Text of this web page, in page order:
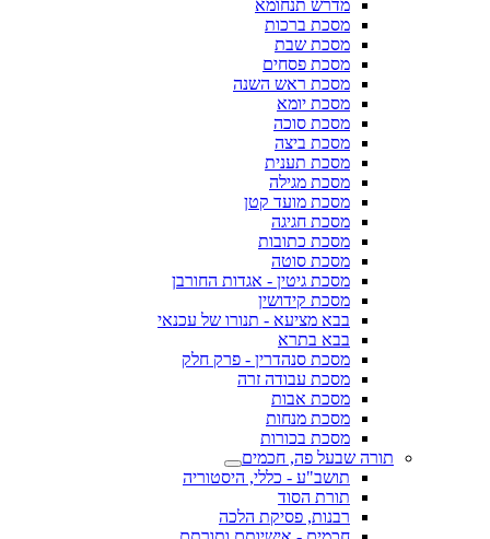
מדרש תנחומא
מסכת ברכות
מסכת שבת
מסכת פסחים
מסכת ראש השנה
מסכת יומא
מסכת סוכה
מסכת ביצה
מסכת תענית
מסכת מגילה
מסכת מועד קטן
מסכת חגיגה
מסכת כתובות
מסכת סוטה
מסכת גיטין - אגדות החורבן
מסכת קידושין
בבא מציעא - תנורו של עכנאי
בבא בתרא
מסכת סנהדרין - פרק חלק
מסכת עבודה זרה
מסכת אבות
מסכת מנחות
מסכת בכורות
תורה שבעל פה, חכמים
תושב"ע - כללי, היסטוריה
תורת הסוד
רבנות, פסיקת הלכה